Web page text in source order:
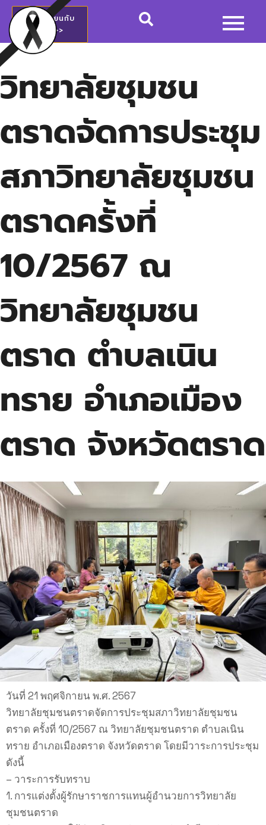
สมัครเรียนกับ
วชช.>>
วิทยาลัยชุมชน
ตราดจัดการประชุม
สภาวิทยาลัยชุมชน
ตราดครั้งที่
10/2567 ณ
วิทยาลัยชุมชน
ตราด ตำบลเนิน
ทราย อำเภอเมือง
ตราด จังหวัดตราด
วันที่ 21 พฤศจิกายน พ.ศ. 2567
วิทยาลัยชุมชนตราดจัดการประชุมสภาวิทยาลัยชุมชน
ตราด ครั้งที่ 10/2567 ณ วิทยาลัยชุมชนตราด ตำบลเนิน
ทราย อำเภอเมืองตราด จังหวัดตราด โดยมีวาระการประชุม
ดังนี้
– วาระการรับทราบ
1. การแต่งตั้งผู้รักษาราชการแทนผู้อำนวยการวิทยาลัย
ชุมชนตราด